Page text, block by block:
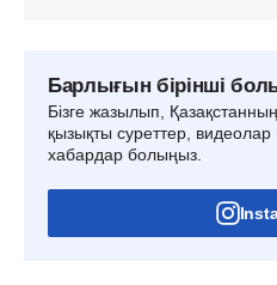
Барлығын бірінші
Бізге жазылып,
қызықты суреттер,
хабардар болыңыз.